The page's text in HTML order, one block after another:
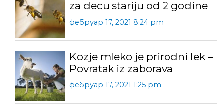
za decu stariju od 2 godine
фебруар 17, 2021 8:24 pm
Kozje mleko je prirodni lek –
Povratak iz zaborava
фебруар 17, 2021 1:25 pm